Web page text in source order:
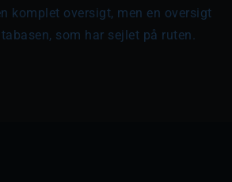
komplet oversigt, men en oversigt
som har sejlet på ruten.